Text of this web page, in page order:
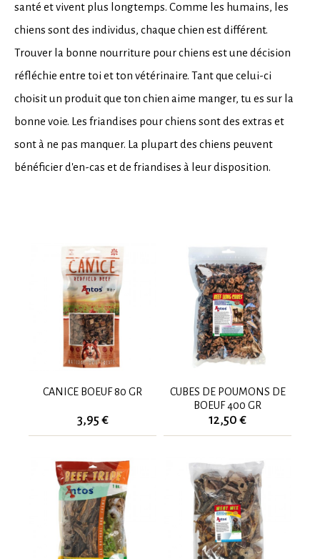
santé et vivent plus longtemps. Comme les humains, les
chiens sont des individus, chaque chien est différent.
Trouver la bonne nourriture pour chiens est une décision
réfléchie entre toi et ton vétérinaire. Tant que celui-ci
choisit un produit que ton chien aime manger, tu es sur la
bonne voie. Les friandises pour chiens sont des extras et
sont à ne pas manquer. La plupart des chiens peuvent
bénéficier d'en-cas et de friandises à leur disposition.
CANICE BOEUF 80 GR
3,95 €
CUBES DE POUMONS DE
BOEUF 400 GR
12,50 €